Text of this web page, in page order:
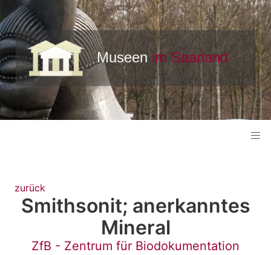
zurück
Smithsonit; anerkanntes
Mineral
ZfB - Zentrum für Biodokumentation